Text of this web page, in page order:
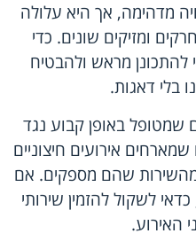
מדהימה, אך היא עלולה
ומזיקים שונים. כדי
מראש ולהבטיח
בלי דאגות.
שמטופל באופן קבוע נגד
שמארחים אירועים חיצוניים
מהשירות שהם מספקים. אם
לשקול להזמין שירותי
האירוע.